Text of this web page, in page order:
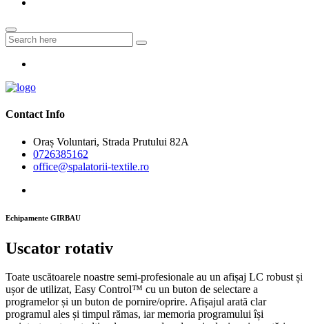
Contact Info
Oraș Voluntari, Strada Prutului 82A
0726385162
office@spalatorii-textile.ro
Echipamente GIRBAU
Uscator rotativ
Toate uscătoarele noastre semi-profesionale au un afișaj LC robust și
ușor de utilizat, Easy Control™ cu un buton de selectare a
programelor și un buton de pornire/oprire. Afișajul arată clar
programul ales și timpul rămas, iar memoria programului își